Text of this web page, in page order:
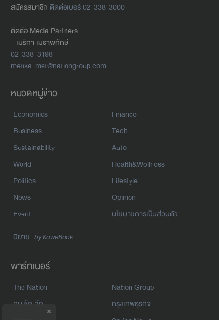
สมัครสมาชิก ติดต่อเบอร์ 02-338-3000
ติดต่อ Media Partners
- เมธิกา เมธาพิทักษ์
02-338-3198
metika_met@nationgroup.com
หมวดหมู่ข่าว
Economics
Finance
Business
Tech
Sustainability
Auto
World
Health&Wellness
Politics
Lifestyle
News
Opinion
Event
นโยบายการเป็นส่วนตัว
นิยาย by KaweBook
พาร์ทเนอร์
The Nation
Nation Group
คม ชัด ลึก
กรุงเทพธุรกิจ
×